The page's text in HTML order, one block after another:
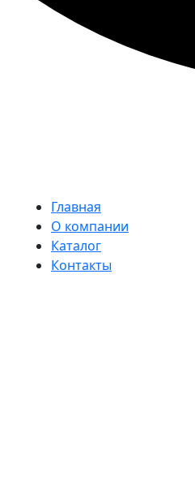
Главная
О компании
Каталог
Контакты